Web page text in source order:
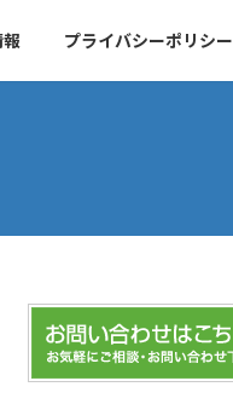
プライバシーポリシー